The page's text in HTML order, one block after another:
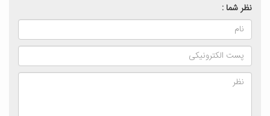
نظر شما :